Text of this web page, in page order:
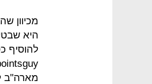
מכיוון
היא
להוסיף
מארה"ב